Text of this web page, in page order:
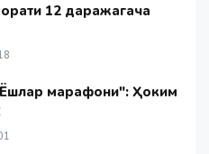
12 даражагача
марафони": Ҳоким